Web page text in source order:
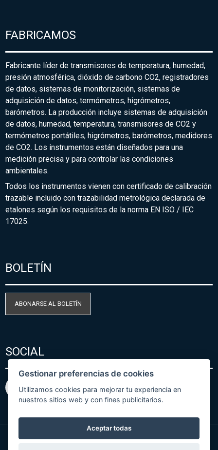
FABRICAMOS
Fabricante líder de transmisores de temperatura, humedad,
presión atmosférica, dióxido de carbono CO2, registradores
de datos, sistemas de monitorización, sistemas de
adquisición de datos, termómetros, higrómetros,
barómetros. La producción incluye sistemas de adquisición
de datos, humedad, temperatura, transmisores de CO2 y
termómetros portátiles, higrómetros, barómetros, medidores
de CO2. Los instrumentos están diseñados para una
medición precisa y para controlar las condiciones
ambientales.
Todos los instrumentos vienen con certificado de calibración
trazable incluido con trazabilidad metrológica declarada de
etalones según los requisitos de la norma EN ISO / IEC
17025.
BOLETÍN
ABONARSE AL BOLETÍN
SOCIAL
Gestionar preferencias de cookies
Utilizamos cookies para mejorar tu experiencia en
nuestros sitios web y con fines publicitarios.
Aceptar todas